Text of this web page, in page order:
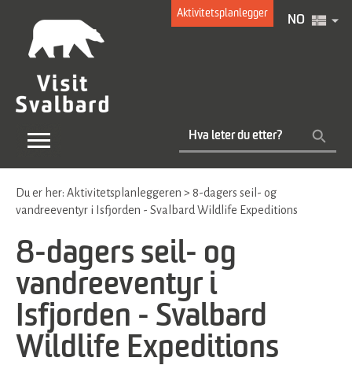
Aktivitetsplanlegger
NO
Du er her: Aktivitetsplanleggeren > 8-dagers seil- og
vandreeventyr i Isfjorden - Svalbard Wildlife Expeditions
8-dagers seil- og
vandreeventyr i
Isfjorden - Svalbard
Wildlife Expeditions